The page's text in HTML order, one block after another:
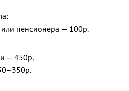
или пенсионера — 100р.
— 450р.